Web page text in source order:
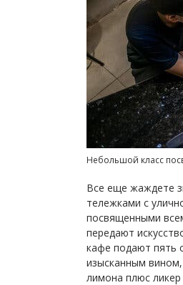
Небольшой класс
Все еще жаждете
тележками с
посвященными
передают
кафе подают пять
изысканным
лимона плюс